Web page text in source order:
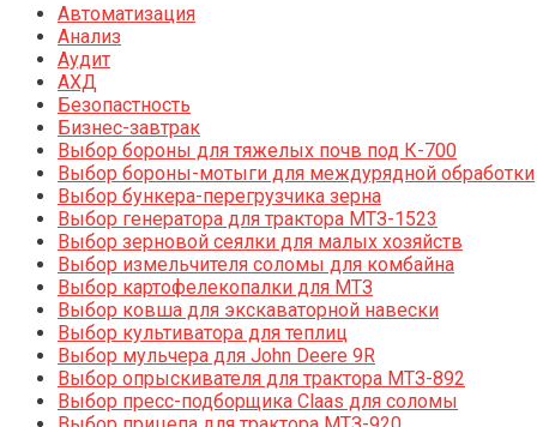
Автоматизация
Анализ
Аудит
АХД
Безопастность
Бизнес-завтрак
Выбор бороны для тяжелых почв под К-700
Выбор бороны-мотыги для междурядной обработки
Выбор бункера-перегрузчика зерна
Выбор генератора для трактора МТЗ-1523
Выбор зерновой сеялки для малых хозяйств
Выбор измельчителя соломы для комбайна
Выбор картофелекопалки для МТЗ
Выбор ковша для экскаваторной навески
Выбор культиватора для теплиц
Выбор мульчера для John Deere 9R
Выбор опрыскивателя для трактора МТЗ-892
Выбор пресс-подборщика Claas для соломы